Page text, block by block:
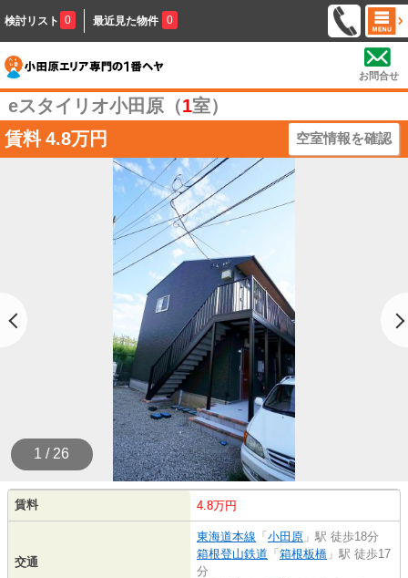
検討リスト 0 最近見た物件 0
お問合せ
eスタイリオ小田原（1室）
賃料 4.8万円 空室情報を確認
1 / 26
賃料 4.8万円
交通
東海道本線 「 小田原 」駅 徒歩18分
箱根登山鉄道 「 箱根板橋 」駅 徒歩17
分